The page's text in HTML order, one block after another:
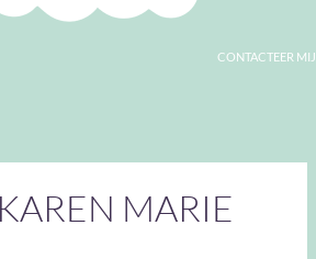
CONTACTEER MIJ
MARIE